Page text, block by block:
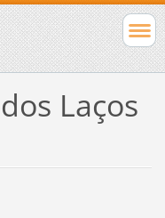
Laços